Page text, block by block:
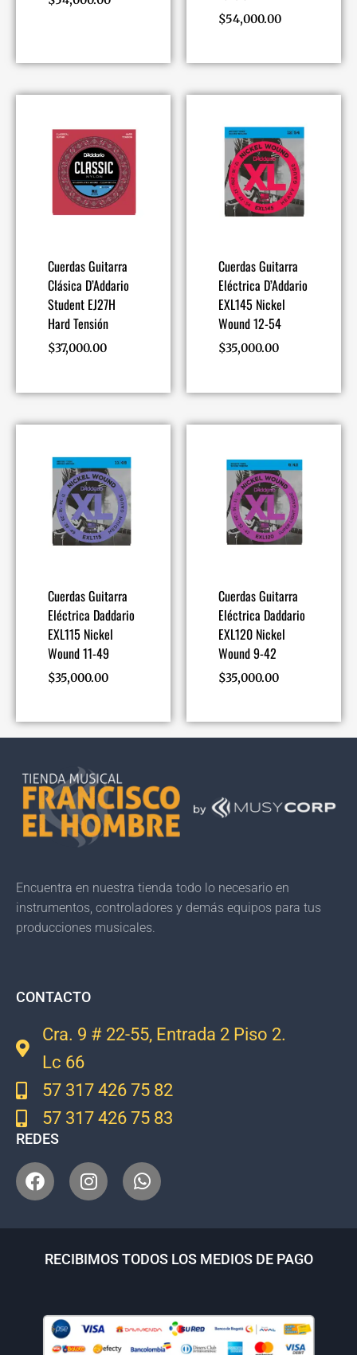
$54,000.00
Cuerdas Guitarra
Clásica D’Addario
Student EJ27H
Hard Tensión
$37,000.00
Cuerdas Guitarra
Eléctrica D’Addario
EXL145 Nickel
Wound 12-54
$35,000.00
Cuerdas Guitarra
Eléctrica Daddario
EXL115 Nickel
Wound 11-49
$35,000.00
Cuerdas Guitarra
Eléctrica Daddario
EXL120 Nickel
Wound 9-42
$35,000.00
Encuentra en nuestra tienda todo lo necesario en
instrumentos, controladores y demás equipos para tus
producciones musicales.
CONTACTO
Cra. 9 # 22-55, Entrada 2 Piso 2.
Lc 66
57 317 426 75 82
57 317 426 75 83
REDES
RECIBIMOS TODOS LOS MEDIOS DE PAGO